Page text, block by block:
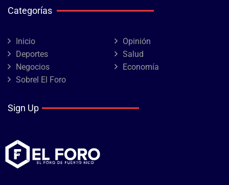
Categorías
Inicio
Opinión
Deportes
Salud
Negocios
Economía
Sobrel El Foro
Sign Up